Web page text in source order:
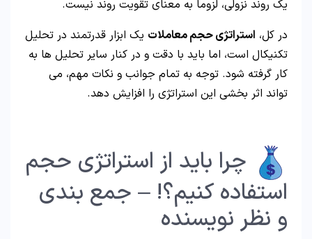
یک روند نزولی، لزوماً به معنای تقویت روند نیست.
در کل، استراتژی حجم معاملات یک ابزار قدرتمند در تحلیل
تکنیکال است، اما باید با دقت و در کنار سایر تحلیل ها به
کار گرفته شود. توجه به تمام جوانب و نکات مهم، می
تواند اثر بخشی این استراتژی را افزایش دهد.
چرا باید از استراتژی حجم
استفاده کنیم؟! – جمع بندی
و نظر نویسنده